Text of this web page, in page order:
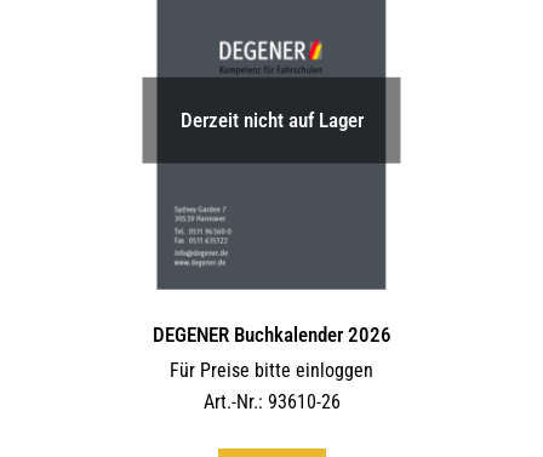
Derzeit nicht auf Lager
DEGENER Buchkalender 2026
Für Preise bitte einloggen
Art.-Nr.: 93610-26